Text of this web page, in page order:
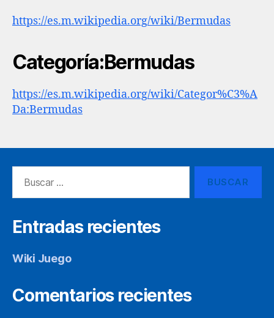
https://es.m.wikipedia.org/wiki/Bermudas
Categoría:Bermudas
https://es.m.wikipedia.org/wiki/Categor%C3%A
Da:Bermudas
Entradas recientes
Wiki Juego
Comentarios recientes